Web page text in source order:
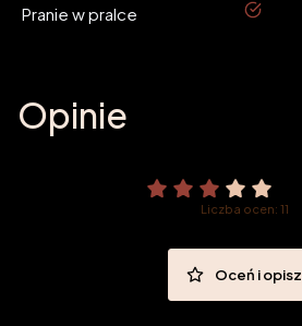
Pranie w pralce tak
Opinie
Liczba ocen: 11
Oceń i opisz